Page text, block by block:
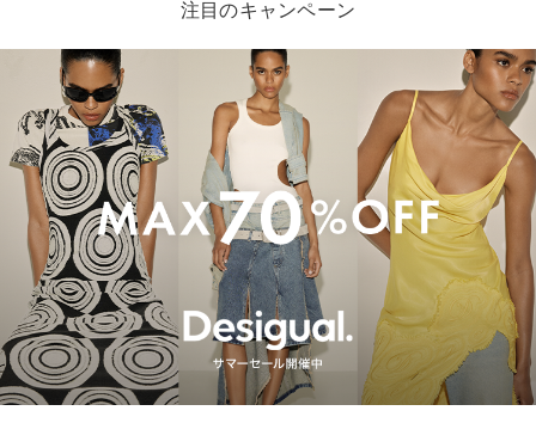
注目のキャンペーン